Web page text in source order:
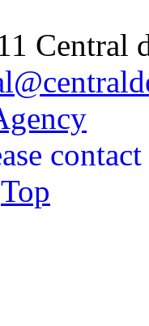
Central
Top